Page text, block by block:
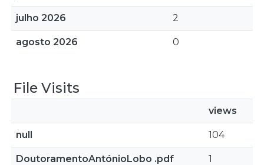
julho 2026 2
agosto 2026 0
File Visits
views
null 104
DoutoramentoAntónioLobo .pdf 1